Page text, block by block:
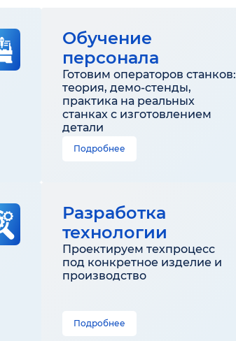
Обучение
персонала
Готовим операторов станков:
теория, демо-стенды,
практика на реальных
станках с изготовлением
детали
Подробнее
Разработка
технологии
Проектируем техпроцесс
под конкретное изделие и
производство
Подробнее